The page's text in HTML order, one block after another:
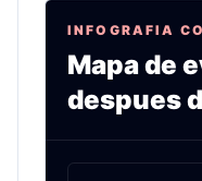
INFOGRAFIA
Mapa de
despues